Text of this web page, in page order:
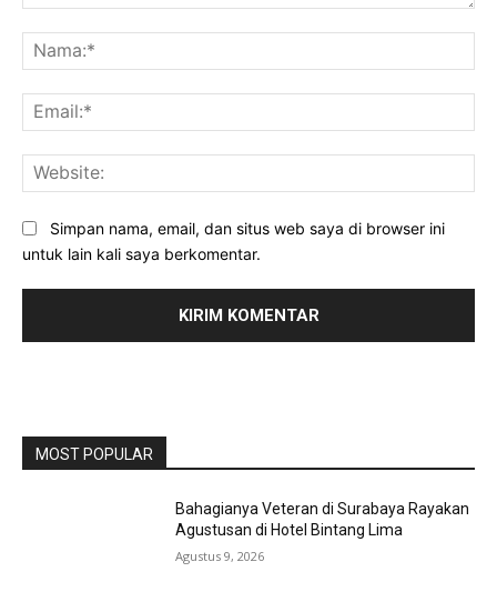
Simpan nama, email, dan situs web saya di browser ini
untuk lain kali saya berkomentar.
MOST POPULAR
Bahagianya Veteran di Surabaya Rayakan
Agustusan di Hotel Bintang Lima
Agustus 9, 2026